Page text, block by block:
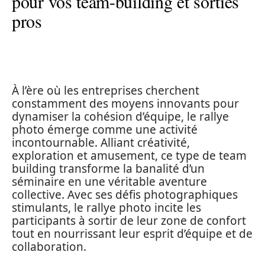
pros
À l’ère où les entreprises cherchent
constamment des moyens innovants pour
dynamiser la cohésion d’équipe, le rallye
photo émerge comme une activité
incontournable. Alliant créativité,
exploration et amusement, ce type de team
building transforme la banalité d’un
séminaire en une véritable aventure
collective. Avec ses défis photographiques
stimulants, le rallye photo incite les
participants à sortir de leur zone de confort
tout en nourrissant leur esprit d’équipe et de
collaboration.